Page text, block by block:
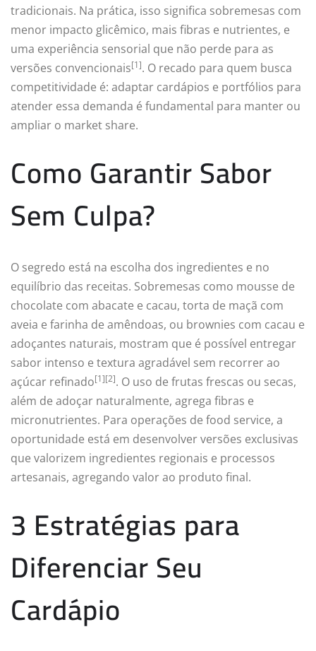
tradicionais. Na prática, isso significa sobremesas com
menor impacto glicêmico, mais fibras e nutrientes, e
uma experiência sensorial que não perde para as
versões convencionais[1]. O recado para quem busca
competitividade é: adaptar cardápios e portfólios para
atender essa demanda é fundamental para manter ou
ampliar o market share.
Como Garantir Sabor
Sem Culpa?
O segredo está na escolha dos ingredientes e no
equilíbrio das receitas. Sobremesas como mousse de
chocolate com abacate e cacau, torta de maçã com
aveia e farinha de amêndoas, ou brownies com cacau e
adoçantes naturais, mostram que é possível entregar
sabor intenso e textura agradável sem recorrer ao
açúcar refinado[1][2]. O uso de frutas frescas ou secas,
além de adoçar naturalmente, agrega fibras e
micronutrientes. Para operações de food service, a
oportunidade está em desenvolver versões exclusivas
que valorizem ingredientes regionais e processos
artesanais, agregando valor ao produto final.
3 Estratégias para
Diferenciar Seu
Cardápio